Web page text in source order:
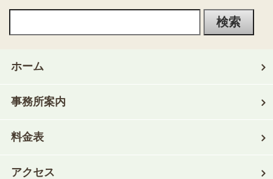
ホーム
事務所案内
料金表
アクセス